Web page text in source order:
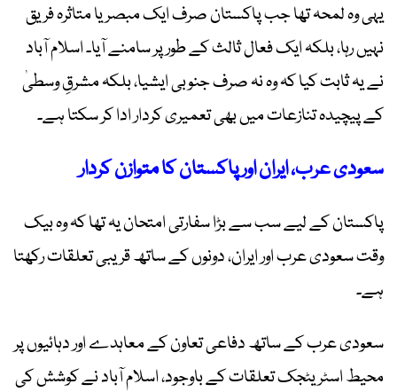
یہی وہ لمحہ تھا جب پاکستان صرف ایک مبصر یا متاثرہ فریق
نہیں رہا، بلکہ ایک فعال ثالث کے طور پر سامنے آیا۔ اسلام آباد
نے یہ ثابت کیا کہ وہ نہ صرف جنوبی ایشیا، بلکہ مشرقِ وسطیٰ
کے پیچیدہ تنازعات میں بھی تعمیری کردار ادا کر سکتا ہے۔
سعودی عرب، ایران اور پاکستان کا متوازن کردار
پاکستان کے لیے سب سے بڑا سفارتی امتحان یہ تھا کہ وہ بیک
وقت سعودی عرب اور ایران، دونوں کے ساتھ قریبی تعلقات رکھتا
ہے۔
سعودی عرب کے ساتھ دفاعی تعاون کے معاہدے اور دہائیوں پر
محیط اسٹریٹجک تعلقات کے باوجود، اسلام آباد نے کوشش کی